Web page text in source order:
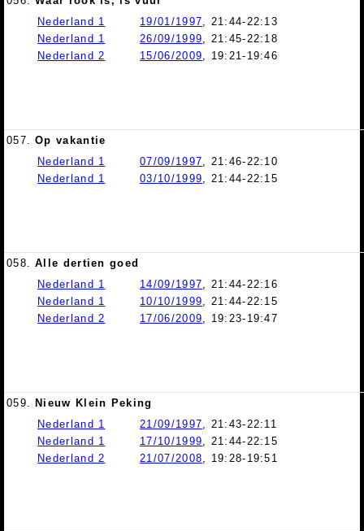
Nederland 1
19/01/1997, 21:44-22:13
Nederland 1
26/09/1999, 21:45-22:18
Nederland 2
15/06/2009, 19:21-19:46
057. Op vakantie
Nederland 1
07/09/1997, 21:46-22:10
Nederland 1
03/10/1999, 21:44-22:15
058. Alle dertien goed
Nederland 1
14/09/1997, 21:44-22:16
Nederland 1
10/10/1999, 21:44-22:15
Nederland 2
17/06/2009, 19:23-19:47
059. Nieuw Klein Peking
Nederland 1
21/09/1997, 21:43-22:11
Nederland 1
17/10/1999, 21:44-22:15
Nederland 2
21/07/2008, 19:28-19:51